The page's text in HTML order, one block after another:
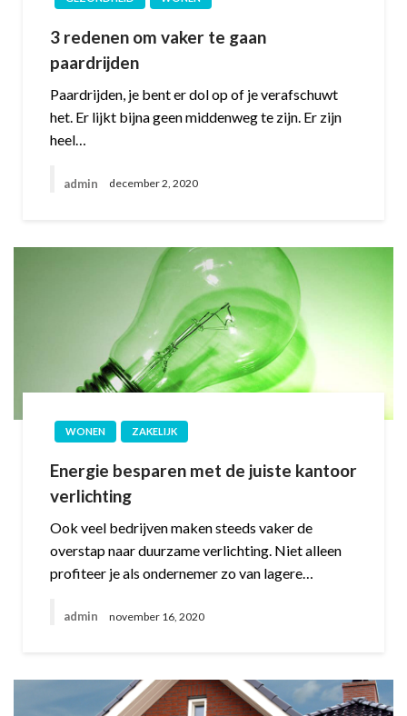
3 redenen om vaker te gaan
paardrijden
Paardrijden, je bent er dol op of je verafschuwt
het. Er lijkt bijna geen middenweg te zijn. Er zijn
heel…
admin december 2, 2020
WONEN ZAKELIJK
Energie besparen met de juiste kantoor
verlichting
Ook veel bedrijven maken steeds vaker de
overstap naar duurzame verlichting. Niet alleen
profiteer je als ondernemer zo van lagere…
admin november 16, 2020